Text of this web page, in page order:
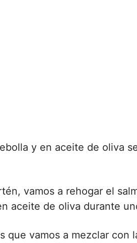
y en aceite de oliva
vamos a rehogar el
aceite de oliva durante
que vamos a mezclar con